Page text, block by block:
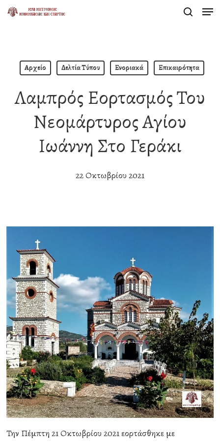
Skip
Αρχείο Δελτία Τύπου Ενοριακά Επικαιρότητα
Λαμπρός Εορτασμός Του
Νεομάρτυρος Αγίου
Ιωάννη Στο Γεράκι
22 Οκτωβρίου 2021
Την Πέμπτη 21 Οκτωβρίου 2021 εορτάσθηκε με